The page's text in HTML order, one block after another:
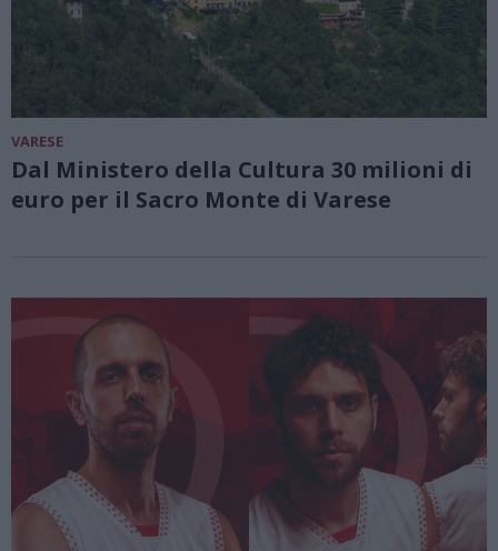
VARESE
Dal Ministero della Cultura 30 milioni di
euro per il Sacro Monte di Varese